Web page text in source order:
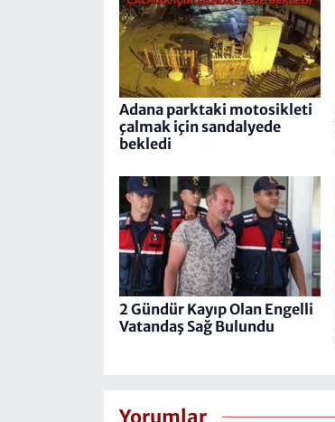
Adana parktaki motosikleti
çalmak için sandalyede
bekledi
2 Gündür Kayıp Olan Engelli
Vatandaş Sağ Bulundu